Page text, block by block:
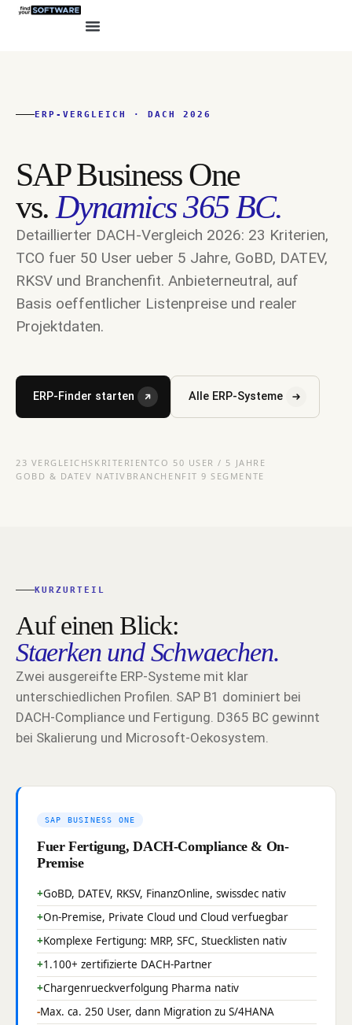
ERP-VERGLEICH · DACH 2026
SAP Business One
vs.Dynamics 365 BC.
Detaillierter DACH-Vergleich 2026: 23 Kriterien,
TCO fuer 50 User ueber 5 Jahre, GoBD, DATEV,
RKSV und Branchenfit. Anbieterneutral, auf
Basis oeffentlicher Listenpreise und realer
Projektdaten.
ERP-Finder starten Alle ERP-Systeme
23 VERGLEICHSKRITERIENTCO 50 USER / 5 JAHRE
GOBD & DATEV NATIV BRANCHENFIT 9 SEGMENTE
KURZURTEIL
Auf einen Blick:
Staerken und Schwaechen.
Zwei ausgereifte ERP-Systeme mit klar
unterschiedlichen Profilen. SAP B1 dominiert bei
DACH-Compliance und Fertigung. D365 BC gewinnt
bei Skalierung und Microsoft-Oekosystem.
SAP BUSINESS ONE
Fuer Fertigung, DACH-Compliance & On-
Premise
GoBD, DATEV, RKSV, FinanzOnline, swissdec nativ
On-Premise, Private Cloud und Cloud verfuegbar
Komplexe Fertigung: MRP, SFC, Stuecklisten nativ
1.100+ zertifizierte DACH-Partner
Chargenrueckverfolgung Pharma nativ
Max. ca. 250 User, dann Migration zu S/4HANA